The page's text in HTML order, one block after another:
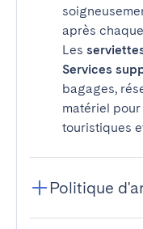
après
Les
Services
bagages,
matériel
touristiques
Politique